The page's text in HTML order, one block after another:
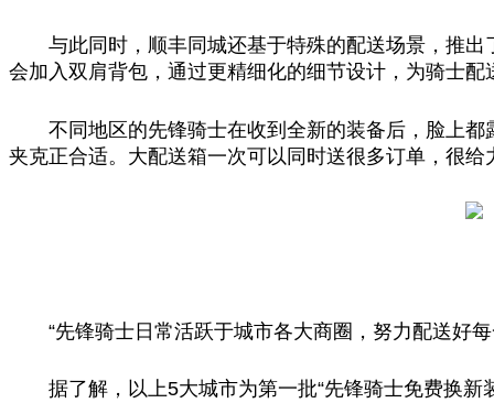
与此同时，顺丰同城还基于特殊的配送场景，推出
会加入双肩背包，通过更精细化的细节设计，为骑士
不同地区的先锋骑士在收到全新的装备后，脸上
夹克正合适。大配送箱一次可以同时送很多订单，很给
“先锋骑士日常活跃于城市各大商圈，努力配送好
据了解，以上5大城市为第一批“先锋骑士免费换